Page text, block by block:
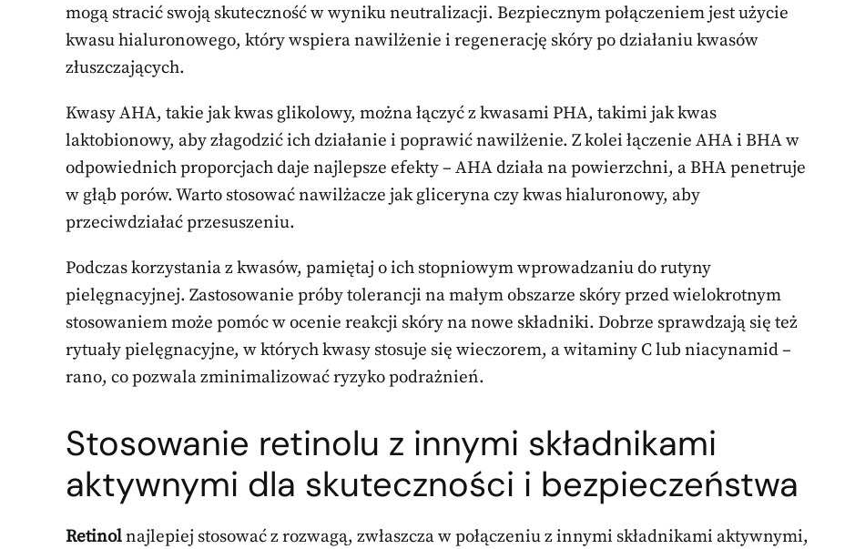
mogą stracić swoją skuteczność w wyniku neutralizacji. Bezpiecznym połączeniem jest użycie
kwasu hialuronowego, który wspiera nawilżenie i regenerację skóry po działaniu kwasów
złuszczających.
Kwasy AHA, takie jak kwas glikolowy, można łączyć z kwasami PHA, takimi jak kwas
laktobionowy, aby złagodzić ich działanie i poprawić nawilżenie. Z kolei łączenie AHA i BHA w
odpowiednich proporcjach daje najlepsze efekty – AHA działa na powierzchni, a BHA penetruje
w głąb porów. Warto stosować nawilżacze jak gliceryna czy kwas hialuronowy, aby
przeciwdziałać przesuszeniu.
Podczas korzystania z kwasów, pamiętaj o ich stopniowym wprowadzaniu do rutyny
pielęgnacyjnej. Zastosowanie próby tolerancji na małym obszarze skóry przed wielokrotnym
stosowaniem może pomóc w ocenie reakcji skóry na nowe składniki. Dobrze sprawdzają się też
rytuały pielęgnacyjne, w których kwasy stosuje się wieczorem, a witaminy C lub niacynamid –
rano, co pozwala zminimalizować ryzyko podrażnień.
Stosowanie retinolu z innymi składnikami
aktywnymi dla skuteczności i bezpieczeństwa
Retinolnajlepiej stosować z rozwagą, zwłaszcza w połączeniu z innymi składnikami aktywnymi,